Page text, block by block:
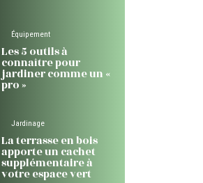
Équipement
Les 5 outils à
connaître pour
jardiner comme un «
pro »
Jardinage
La terrasse en bois
apporte un cachet
supplémentaire à
votre espace vert